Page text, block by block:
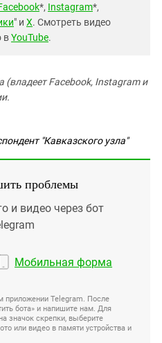
*, Instagram*,
" и X. Смотреть видео
вYouTube.
(владеет Facebook, Instagram и
"Кавказского узла"
проблемы
и видео через бот
Мобильная форма
приложении Telegram. После
бота» и напишите нам. Для
значок скрепки, выберите
или видео в памяти устройства и